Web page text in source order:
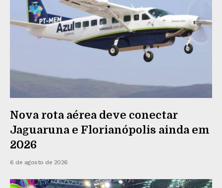
Nova rota aérea deve conectar
Jaguaruna e Florianópolis ainda em
2026
6 de agosto de 2026